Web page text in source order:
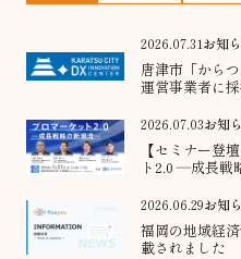
2026.07.31お知
唐津市「から
運営事業者に
2026.07.03お知
【セミナー登
ト2.0 ―成長戦
2026.06.29お知
福岡の地域経
載されました